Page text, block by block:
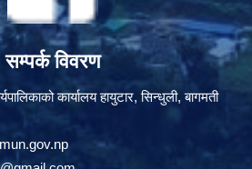
सम्पर्क विवरण
कार्यालय हायुटार, सिन्धुली, बागमती